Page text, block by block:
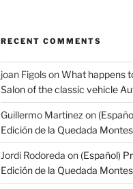
RECENT COMMENTS
joan FigolsonWhat happens
Salon of the classic vehicle
Guillermo Martinez on
Edición de la Quedada
Jordi Rodoreda on (Español)
Edición de la Quedada